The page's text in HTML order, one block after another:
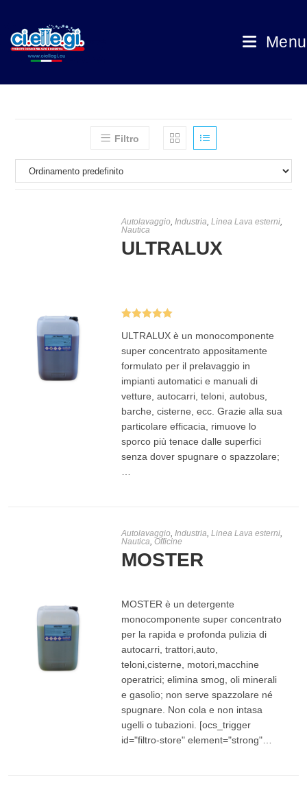
Menu
Filtro
Autolavaggio,Industria,Linea Lava esterni,
Nautica
ULTRALUX
ULTRALUX è un monocomponente
super concentrato appositamente
formulato per il prelavaggio in
impianti automatici e manuali di
vetture, autocarri, teloni, autobus,
barche, cisterne, ecc. Grazie alla sua
particolare efficacia, rimuove lo
sporco più tenace dalle superfici
senza dover spugnare o spazzolare;
Autolavaggio,Industria,Linea Lava esterni,
Nautica,Officine
MOSTER
MOSTER è un detergente
monocomponente super concentrato
per la rapida e profonda pulizia di
autocarri, trattori,auto,
teloni,cisterne, motori,macchine
operatrici; elimina smog, oli minerali
e gasolio; non serve spazzolare né
spugnare. Non cola e non intasa
ugelli o tubazioni. [ocs_trigger
id="filtro-store" element="strong"…